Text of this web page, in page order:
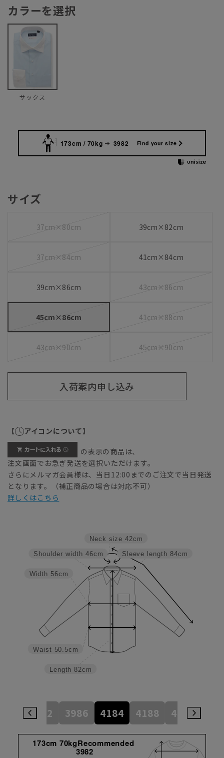
カラーを選択
サックス
173cm / 70kg 3982 Find your size
サイズ
37cm×80cm 39cm×82cm
37cm×84cm 41cm×84cm
39cm×86cm 43cm×86cm
45cm×86cm 41cm×88cm
43cm×90cm 45cm×90cm
入荷案内申し込み
【 アイコンについて】
の表示の商品は、
注文画面でお急ぎ発送を選択いただけます。
さらにメルマガ会員様は、当日12:00までのご注文で当日発送
となります。（補正商品の場合は対応不可）
詳しくはこちら
Sleeve length 84cm
Neck size 42cm
Length 82cm
Waist 50.5cm
Width 56cm
Shoulder width 46cm
3982 3986 4184 4188 4386
173cm 70kgRecommended
3982